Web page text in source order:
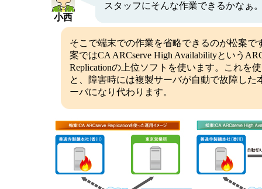
小西
スタッフにそんな作業できるかなぁ
そこで端末での作業を省略できるのが松案で
案ではCA ARCserve High Availabilityという
Replicationの上位ソフトを使います。これを
と、障害時には複製サーバが自動で故障した
ーバになり代わります。